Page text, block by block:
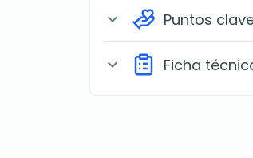
expand_more Puntos
expand_more Ficha